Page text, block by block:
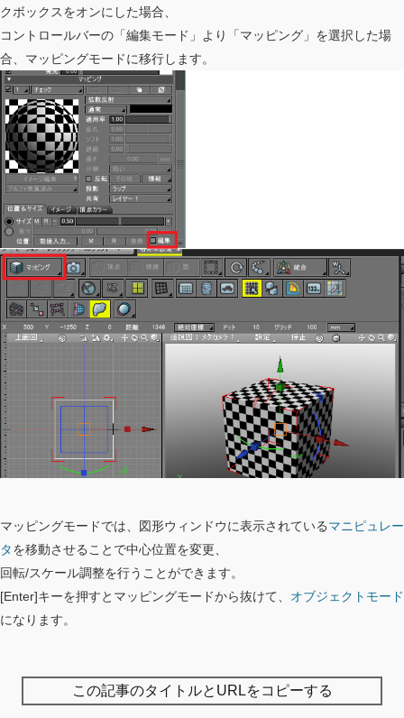
クボックスをオンにした場合、
コントロールバーの「編集モード」より「マッピング」を選択した場
合、マッピングモードに移行します。
マッピングモードでは、図形ウィンドウに表示されているマニピュレー
タを移動させることで中心位置を変更、
回転/スケール調整を行うことができます。
[Enter]キーを押すとマッピングモードから抜けて、 オブジェクトモード
になります。
この記事のタイトルとURLをコピーする